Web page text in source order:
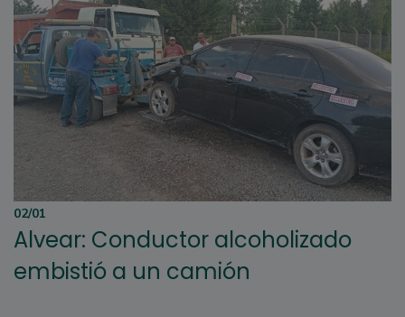
02/01
Alvear: Conductor alcoholizado
embistió a un camión